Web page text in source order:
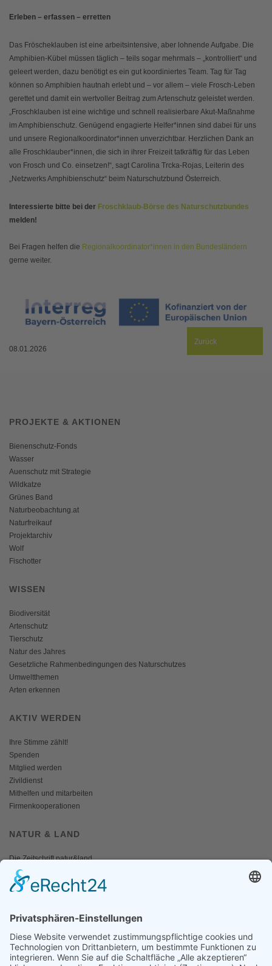
Erleben – erfassen – erretten
Das Fröscheklauben ist eine arbeitsintensive, aber lohnende Aufgabe. Die
Amphibien-Kübel müssen täglich – teils sogar mehrmals – „kontrolliert“ und
geleert werden, dazu benötigt es ein gut koordiniertes Team. Tag für Tag
können so Amphibien hautnah erlebt und – vor allem – viele Frosch-Leben
gerettet und damit ein wertvoller Beitrag zum Artenschutz geleistet werden.
„Froschklauben ist eine wichtige und schnell realisierbare Akut-Maßnahme
im Amphibienschutz. Genügend engagierte Helfer*innen sind dabei für uns
und unsere Regionalkoordinator*innen unverzichtbar. Herzlichen Dank an
alle Froschklauber*innen, die sich in ihrer Freizeit tatkräftig für das Leben
von Frosch und Co. einsetzen!“, sagt Carolina Trcka-Rojas, Leiterin des
„Netzwerks Amphibienschutz“ beim Naturschutzbund Österreich.
Interessierte bitte bei der Froschklaub-Börse des Naturschutzbundes
melden!
Bei Fragen helfen die Regionalkoordinator*innen in den Bundesländern
gerne weiter.
08.01.2026
Zurück
PROJEKTE & AKTIONEN
Bienenschutz-Fonds
Wasser
Auenschutz mit Strategie
Wildkatze
Grünes Band
Naturbeobachtung.at
Naturfreikauf
Projektarchiv
Wolf
Fischotter
WISSEN
Biodiversität
Artenschutz
Tierschutz
Natur des Jahres
Gesetzliche Rahmenbedingungen des Naturschutzes
Umweltthemen
Arten erkennen
AKTIV WERDEN
Ihre Stimme zählt!
Spenden
Mitglied werden
Zivildienst
Mithelfen und mitarbeiten
Firmenkooperationen
NATUR & LAND
Die Zeitschrift natur&land
Archiv
Mediadaten
Fotos und Logos
Presseaussendungen
Presse